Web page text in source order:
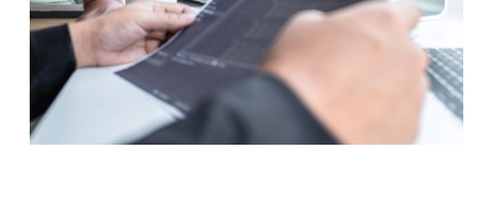
ニュース・イベント
シンプレクスグループ基本情報